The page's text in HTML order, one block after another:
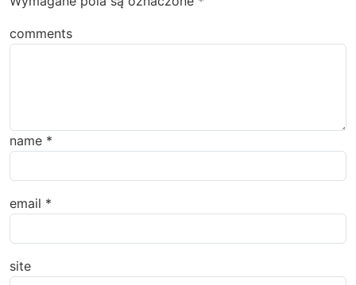
comments
name *
email *
site